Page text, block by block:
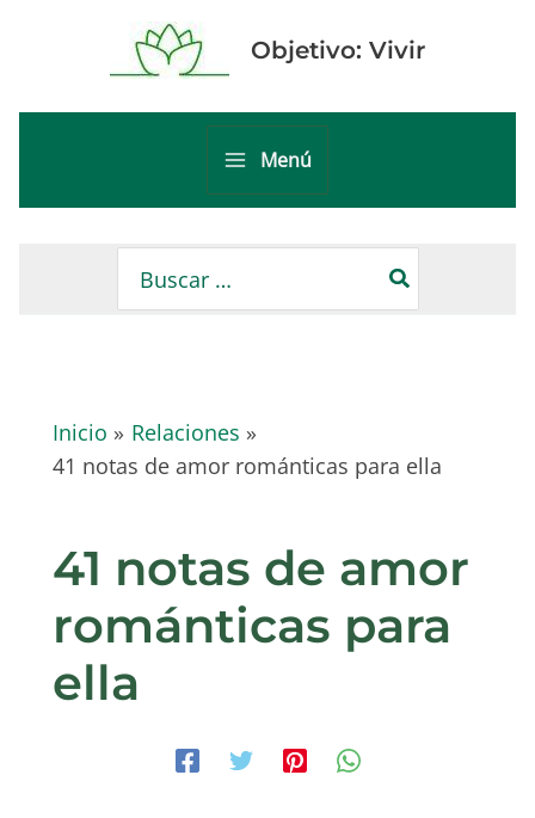
contenido
Objetivo: Vivir
Main
Menu
Menú
por:
Inicio
Relaciones
41 notas de amor románticas para ella
41 notas de amor
románticas para
ella